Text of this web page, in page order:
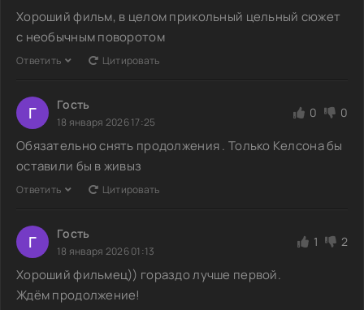
Хороший фильм, в целом прикольный цельный сюжет
с необычным поворотом
Ответить Цитировать
Г Гость
18 января 2026 17:25
0 0
Обязательно снять продолжения . Только Келсона бы
оставили бы в живыз
Ответить Цитировать
Г Гость
18 января 2026 01:13
1 2
Хороший фильмец)) гораздо лучше первой.
Ждём продолжение!